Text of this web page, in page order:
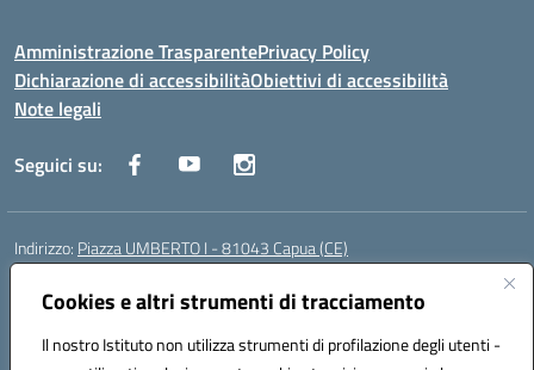
Cookies e altri strumenti di tracciamento
Il nostro Istituto non utilizza strumenti di profilazione degli utenti -
Amministrazione TrasparentePrivacy Policy
Dichiarazione di accessibilitàObiettivi di accessibilità
Note legali
Seguici su:
Indirizzo: Piazza UMBERTO I - 81043 Capua (CE)
Centralino:
Posta elettronica certificata (PEC):cepm03000d@pec.istruzione.it
Codice fiscale: 93034560610